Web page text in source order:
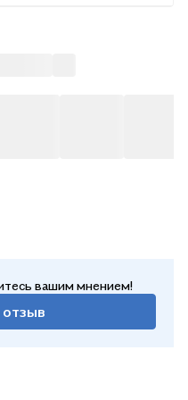
вашим мнением!